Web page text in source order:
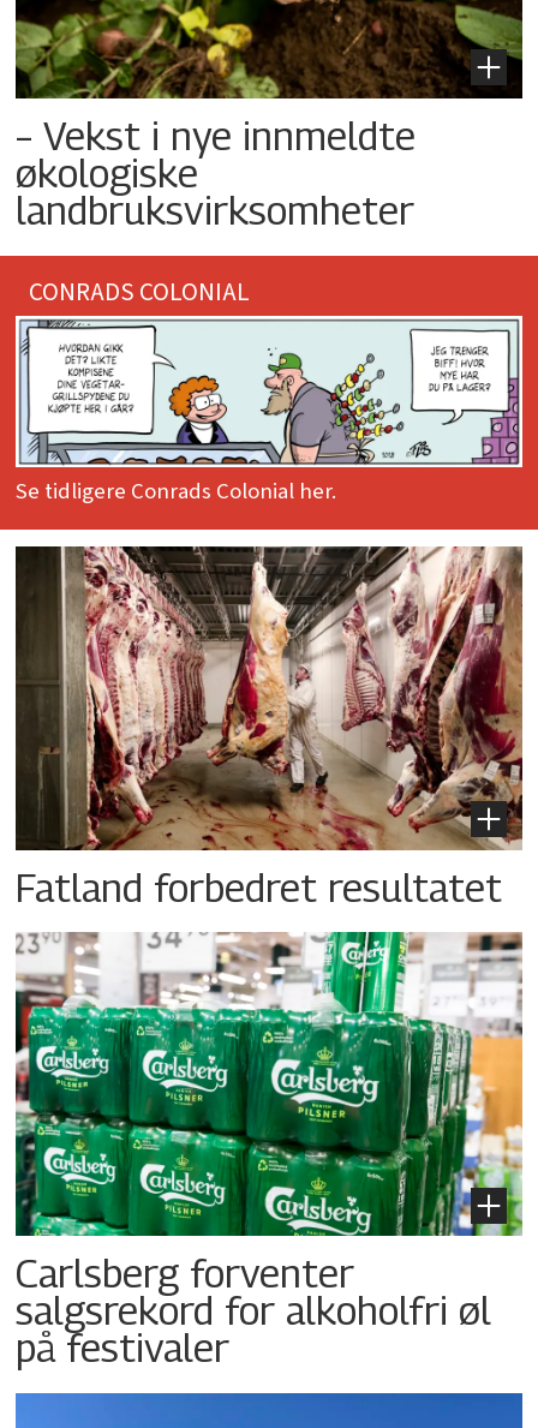
– Vekst i nye innmeldte
økologiske
landbruksvirksomheter
CONRADS COLONIAL
Se tidligere Conrads Colonial her.
Fatland forbedret resultatet
Carlsberg forventer
salgsrekord for alkoholfri øl
på festivaler